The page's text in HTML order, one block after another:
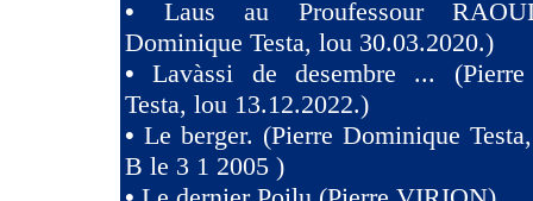
• Laus au Proufessour
Dominique Testa, lou 30.03.2020.)
•Lavàssi de desembre ...
Testa, lou 13.12.2022.)
• Le berger. (Pierre Dominique
B le 3 1 2005 )